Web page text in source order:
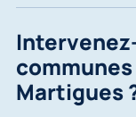
Martigues